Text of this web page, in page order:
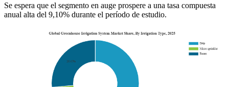
Se espera que el segmento en auge prospere a una tasa compuesta
anual alta del 9,10% durante el período de estudio.